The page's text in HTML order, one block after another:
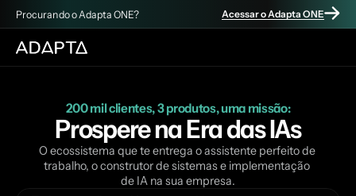
Procurando o Adapta ONE? Acessar o Adapta ONE
200 mil clientes, 3 produtos, uma missão:
Prospere na Era das IAs
O ecossistema que te entrega o assistente perfeito de
trabalho, o construtor de sistemas e implementação
de IA na sua empresa.